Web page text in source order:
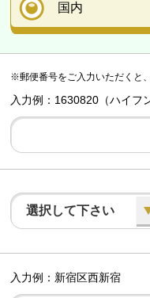
国内
※郵便番号をご入力いただくと
入力例：1630820（ハイフ
選択して下さい
入力例：新宿区西新宿